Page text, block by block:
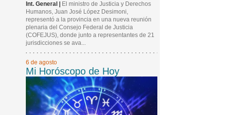
Int. General |
El ministro de Justicia y Derechos
Humanos, Juan José López Desimoni,
representó a la provincia en una nueva reunión
plenaria del Consejo Federal de Justicia
(COFEJUS), donde junto a representantes de 21
jurisdicciones se ava...
6 de agosto
Mi Horóscopo de Hoy